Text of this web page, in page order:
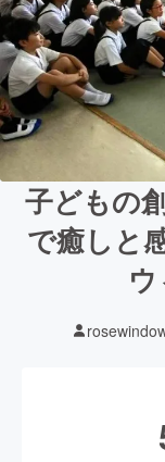
子どもの
で癒しと